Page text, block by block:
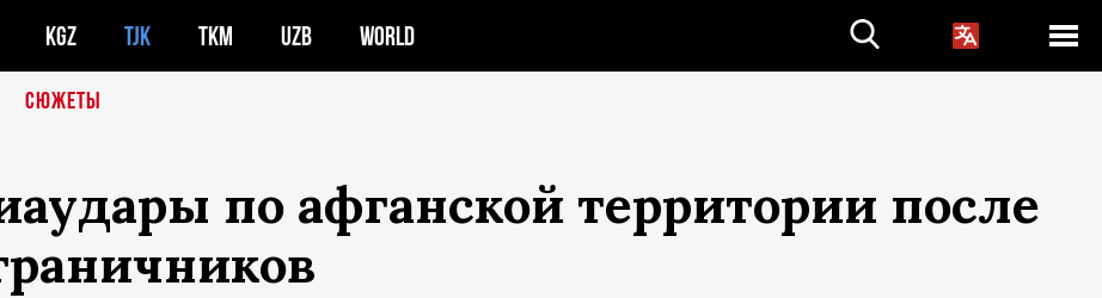
KGZ TJK TKM UZB WORLD
СЮЖЕТЫ
по афганской территории после